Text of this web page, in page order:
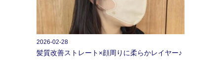
2026-02-28
髪質改善ストレート×顔周りに柔らかレイヤー♪